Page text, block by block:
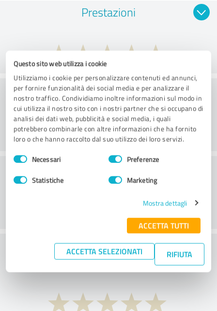
Questo sito web utilizza i cookie
Utilizziamo i cookie per personalizzare contenuti ed annunci,
per fornire funzionalità dei social media e per analizzare il
nostro traffico. Condividiamo inoltre informazioni sul modo in
cui utilizza il nostro sito con i nostri partner che si occupano di
analisi dei dati web, pubblicità e social media, i quali
potrebbero combinarle con altre informazioni che ha fornito
loro o che hanno raccolto dal suo utilizzo dei loro servizi.
Selezione
del
Necessari Preferenze
Statistiche Marketing
Mostra dettagli
ACCETTA TUTTI
ACCETTA SELEZIONATI RIFIUTA
Prestazioni
Consulenza
Servizio clienti
Cosa ne pensate del rapporto
prezzo/prestazioni?